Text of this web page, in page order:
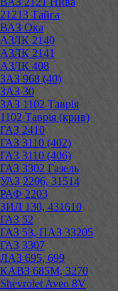
21213 Тайга
ВАЗ Ока
АЗЛК 2140
АЗЛК 2141
АЗЛК 408
ЗАЗ 968 (40)
ЗАЗ 30
ЗАЗ 1102 Таврія
1102 Таврія (крив)
ГАЗ 2410
ГАЗ 3110 (402)
ГАЗ 3110 (406)
ГАЗ 3302 Газель
УАЗ 2206, 31514
РАФ 2203
ЗИЛ 130, 431610
ГАЗ 52
ГАЗ 53, ПАЗ 33205
ГАЗ 3307
ЛАЗ 695, 699
КАВЗ 685М, 3270
Shevrolet Aveo 8V